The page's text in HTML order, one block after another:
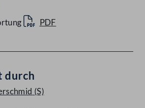
PDF
durch
(S)